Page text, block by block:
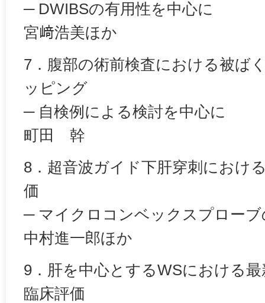
─ DWIBSの有用性を中心に
宮﨑浩美ほか
7．腹部の術前検査における被ば
ッピング
─ 自検例による検討を中心に
町田 幹
8．超音波ガイド下肝穿刺におけ
価
─ マイクロコンベックスプロー
中村進一郎ほか
9．肝を中心とするWSにおける
臨床評価